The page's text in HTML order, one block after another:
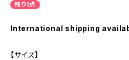
残り1点
International shipping
【サイズ】